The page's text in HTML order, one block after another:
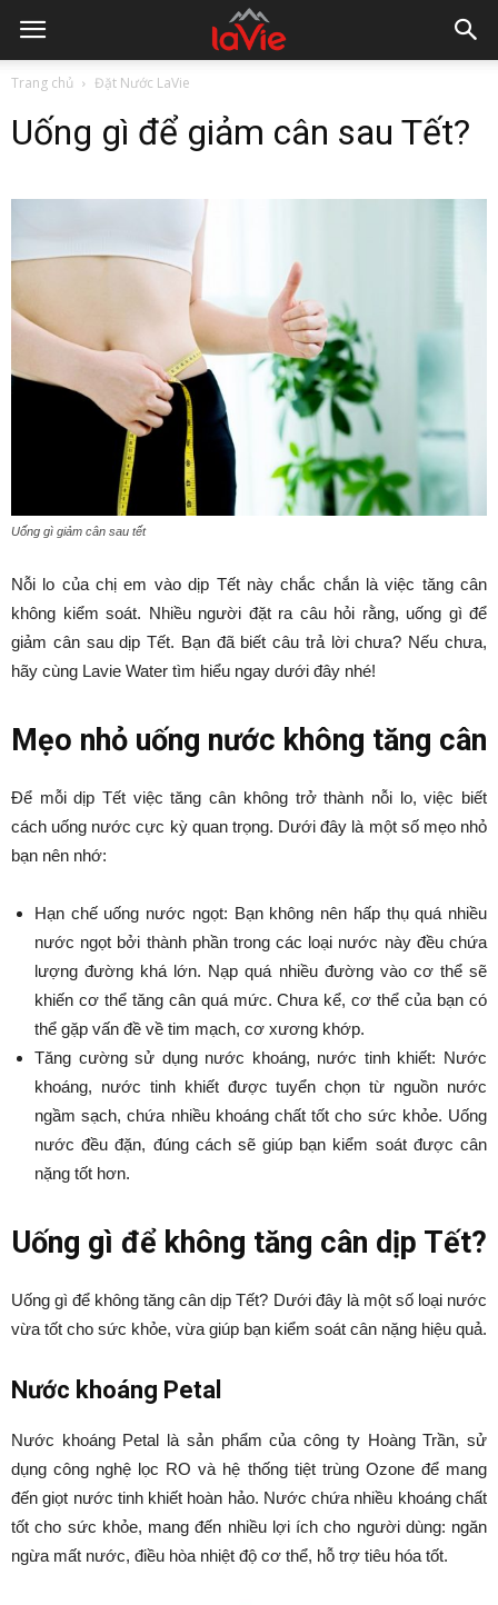
Trang chủ Đặt Nước LaVie
Uống gì để giảm cân sau Tết?
Uống gì giảm cân sau tết
Nỗi lo của chị em vào dịp Tết này chắc chắn là việc tăng cân
không kiểm soát. Nhiều người đặt ra câu hỏi rằng, uống gì để
giảm cân sau dịp Tết. Bạn đã biết câu trả lời chưa? Nếu chưa,
hãy cùng Lavie Water tìm hiểu ngay dưới đây nhé!
Mẹo nhỏ uống nước không tăng cân
Để mỗi dịp Tết việc tăng cân không trở thành nỗi lo, việc biết
cách uống nước cực kỳ quan trọng. Dưới đây là một số mẹo nhỏ
bạn nên nhớ:
Hạn chế uống nước ngọt: Bạn không nên hấp thụ quá nhiều
nước ngọt bởi thành phần trong các loại nước này đều chứa
lượng đường khá lớn. Nạp quá nhiều đường vào cơ thể sẽ
khiến cơ thể tăng cân quá mức. Chưa kể, cơ thể của bạn có
thể gặp vấn đề về tim mạch, cơ xương khớp.
Tăng cường sử dụng nước khoáng, nước tinh khiết: Nước
khoáng, nước tinh khiết được tuyển chọn từ nguồn nước
ngầm sạch, chứa nhiều khoáng chất tốt cho sức khỏe. Uống
nước đều đặn, đúng cách sẽ giúp bạn kiểm soát được cân
nặng tốt hơn.
Uống gì để không tăng cân dịp Tết?
Uống gì để không tăng cân dịp Tết? Dưới đây là một số loại nước
vừa tốt cho sức khỏe, vừa giúp bạn kiểm soát cân nặng hiệu quả.
Nước khoáng Petal
Nước khoáng Petal là sản phẩm của công ty Hoàng Trần, sử
dụng công nghệ lọc RO và hệ thống tiệt trùng Ozone để mang
đến giọt nước tinh khiết hoàn hảo. Nước chứa nhiều khoáng chất
tốt cho sức khỏe, mang đến nhiều lợi ích cho người dùng: ngăn
ngừa mất nước, điều hòa nhiệt độ cơ thể, hỗ trợ tiêu hóa tốt.